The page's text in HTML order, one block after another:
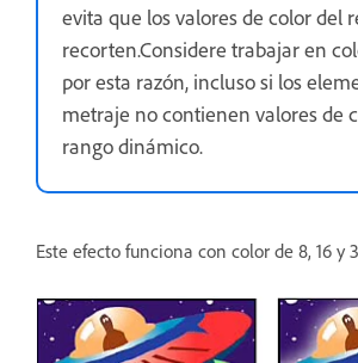
evita que los valores de color del
recorten.Considere trabajar en
por esta razón, incluso si los
metraje no contienen valores de
rango dinámico.
Este efecto funciona con color de 8, 16 y